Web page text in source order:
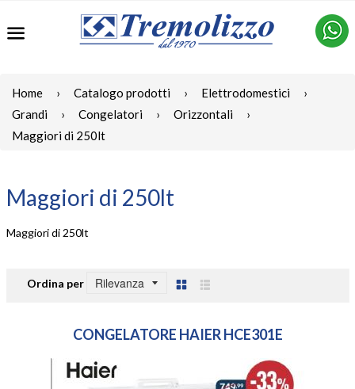
Home › Catalogo prodotti › Elettrodomestici
›
Grandi
› Congelatori › Orizzontali
›
Maggiori di 250lt
Maggiori di 250lt
Maggiori di 250lt
Ordina per
GrigliaLista
CONGELATORE HAIER HCE301E